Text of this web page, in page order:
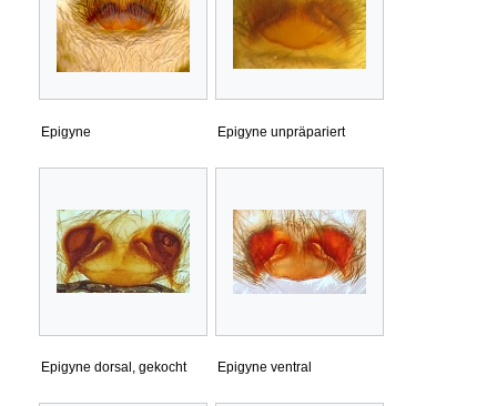
Epigyne Epigyne unpräpariert
Epigyne dorsal, gekocht Epigyne ventral